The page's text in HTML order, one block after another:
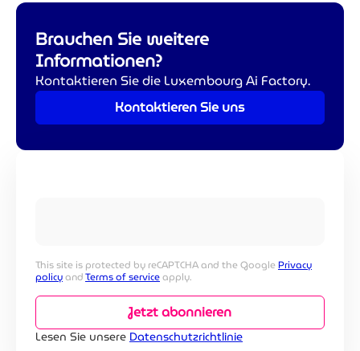
Brauchen Sie weitere
Informationen?
Kontaktieren Sie die Luxembourg Ai Factory.
Kontaktieren Sie uns
This site is protected by reCAPTCHA and the Google Privacy
policyandTerms of serviceapply.
Jetzt abonnieren
Lesen Sie unsere Datenschutzrichtlinie